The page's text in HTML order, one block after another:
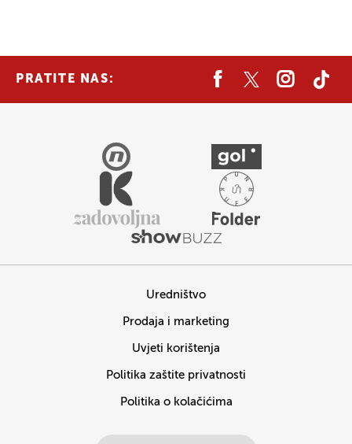
PRATITE NAS:
Uredništvo
Prodaja i marketing
Uvjeti korištenja
Politika zaštite privatnosti
Politika o kolačićima